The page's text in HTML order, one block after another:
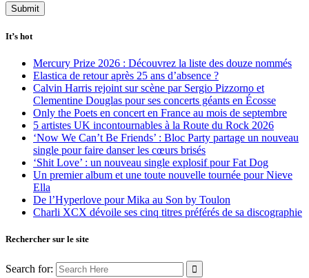
It’s hot
Mercury Prize 2026 : Découvrez la liste des douze nommés
Elastica de retour après 25 ans d’absence ?
Calvin Harris rejoint sur scène par Sergio Pizzorno et
Clementine Douglas pour ses concerts géants en Écosse
Only the Poets en concert en France au mois de septembre
5 artistes UK incontournables à la Route du Rock 2026
‘Now We Can’t Be Friends’ : Bloc Party partage un nouveau
single pour faire danser les cœurs brisés
‘Shit Love’ : un nouveau single explosif pour Fat Dog
Un premier album et une toute nouvelle tournée pour Nieve
Ella
De l’Hyperlove pour Mika au Son by Toulon
Charli XCX dévoile ses cinq titres préférés de sa discographie
Rechercher sur le site
Search for: